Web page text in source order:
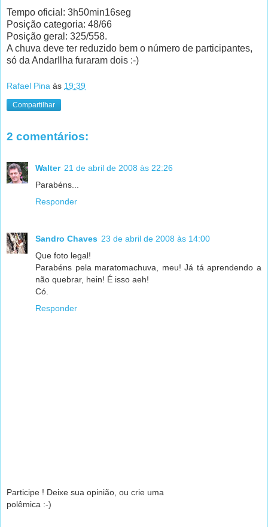
Tempo oficial: 3h50min16seg
Posição categoria: 48/66
Posição geral: 325/558.
A chuva deve ter reduzido bem o número de participantes,
só da AndarIlha furaram dois :-)
Rafael Pina às 19:39
Compartilhar
2 comentários:
Walter 21 de abril de 2008 às 22:26
Parabéns...
Responder
Sandro Chaves 23 de abril de 2008 às 14:00
Que foto legal!
Parabéns pela maratomachuva, meu! Já tá aprendendo a
não quebrar, hein! É isso aeh!
Có.
Responder
Participe ! Deixe sua opinião, ou crie uma
polêmica :-)